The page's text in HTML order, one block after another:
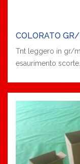
COLORATO
Tnt leggero in gr/
esaurimento scorte.